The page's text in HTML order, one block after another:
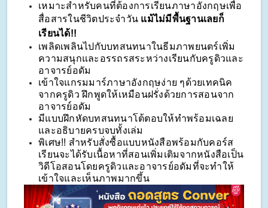
เหมาะสำหรับคนที่ต้องการเรียนภาษาอังกฤษเพื่อ
สื่อสารในชีวิตประจำวัน แม้ไม่มีพื้นฐานเลยก็
เรียนได้!!
เพลิดเพลินไปกับบทสนทนาในธีมภาพยนตร์เพิ่ม
ความสนุกและอรรถรสระหว่างเรียนกับครูดิวและ
อาจารย์อดัม
เข้าใจแกรมมาร์ภาษาอังกฤษง่าย ๆด้วยเทคนิค
จากครูดิว ฝึกพูดให้เหมือนฝรั่งด้วยการสอนจาก
อาจารย์อดัม
มีแบบฝึกหัดบทสนทนาโต้ตอบให้ทำพร้อมเฉลย
และอธิบายครบจบทั้งเล่ม
พิเศษ!! สำหรับสั่งซื้อแบบหนังสือพร้อมกับคอร์ส
เรียนจะได้รับเนื้อหาที่สอนเพิ่มเติมจากหนังสือเป็น
วิดีโอสอนโดยครูดิวและอาจารย์อดัมที่จะทำให้
เข้าใจและเห็นภาพมากขึ้น